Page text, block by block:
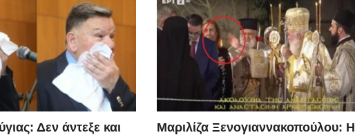
Κωνσταντίνο Ηλιάκη…
Δεν άντεξε και
Μαριλίζα Ξενογιαννακοπούλου: Η